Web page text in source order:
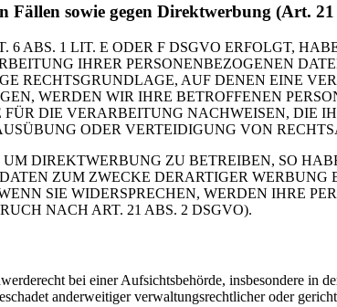
Fällen sowie gegen Direktwerbung (Art.
ABS. 1 LIT. E ODER F DSGVO ERFOLGT,
IHRER PERSONENBEZOGENEN
RECHTSGRUNDLAGE, AUF DENEN EINE
WERDEN WIR IHRE BETROFFENEN
DIE VERARBEITUNG NACHWEISEN, DIE
ODER VERTEIDIGUNG VON
DIREKTWERBUNG ZU BETREIBEN, SO
ZUM ZWECKE DERARTIGER
SIE WIDERSPRECHEN, WERDEN IHRE
NACH ART. 21 ABS. 2 DSGVO).
bei einer Aufsichtsbehörde, insbesondere in
anderweitiger verwaltungsrechtlicher oder